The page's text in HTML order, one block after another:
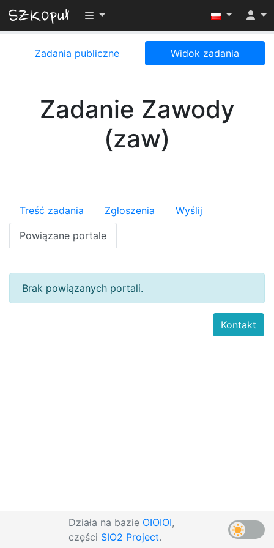
Przełącz widoczność menu
Zadania publiczne Widok zadania
Zadanie Zawody
(zaw)
Treść zadania Zgłoszenia Wyślij
Powiązane portale
Brak powiązanych portali.
Działa na bazie OIOIOI,
części SIO2 Project.
Kontakt